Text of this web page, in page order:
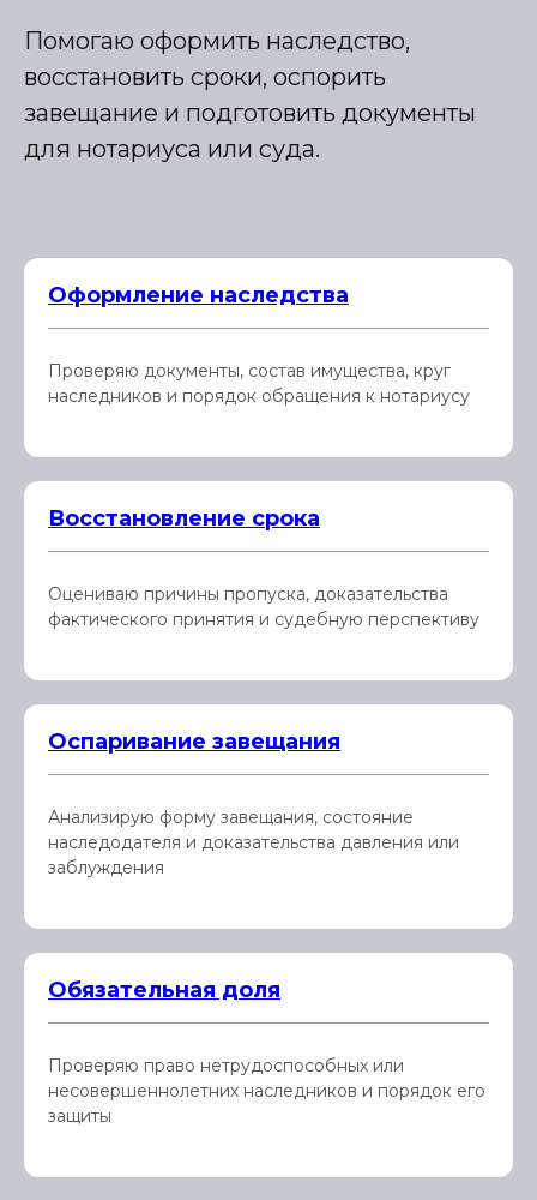
Помогаю оформить наследство,
восстановить сроки, оспорить
завещание и подготовить документы
для нотариуса или суда.
Оформление наследства
Проверяю документы, состав имущества, круг
наследников и порядок обращения к нотариусу
Восстановление срока
Оцениваю причины пропуска, доказательства
фактического принятия и судебную перспективу
Оспаривание завещания
Анализирую форму завещания, состояние
наследодателя и доказательства давления или
заблуждения
Обязательная доля
Проверяю право нетрудоспособных или
несовершеннолетних наследников и порядок его
защиты